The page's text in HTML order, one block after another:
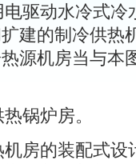
动水冷式冷
建的制冷供热
源机房当与本
锅炉房。
的装配式设